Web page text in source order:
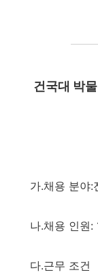
건국대 박
가.채용 분야:
나.채용 인원:
다.근무 조건